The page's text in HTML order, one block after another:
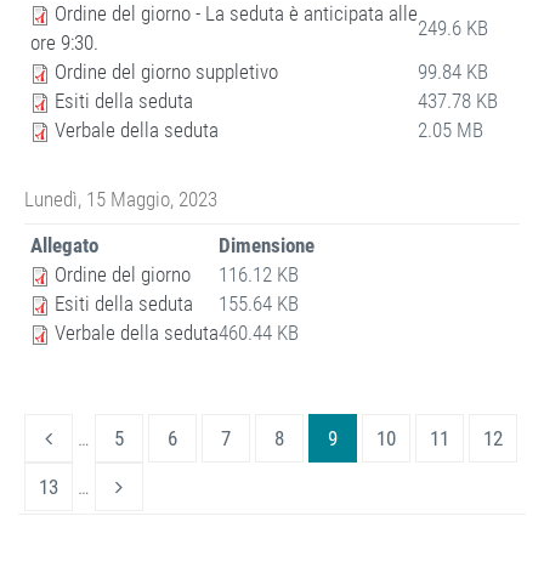
Ordine del giorno - La seduta è anticipata alle
ore 9:30.
249.6 KB
Ordine del giorno suppletivo
99.84 KB
Esiti della seduta
437.78 KB
Verbale della seduta
2.05 MB
Lunedì, 15 Maggio, 2023
Allegato
Dimensione
Ordine del giorno
116.12 KB
Esiti della seduta
155.64 KB
Verbale della seduta460.44 KB
… 5 6 7 8 9 10 11
12
13
…